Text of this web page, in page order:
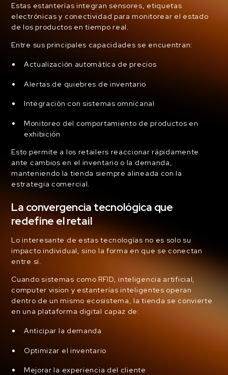
Estas estanterías integran sensores, etiquetas
electrónicas y conectividad para monitorear el estado
de los productos en tiempo real.
Entre sus principales capacidades se encuentran:
Actualización automática de precios
Alertas de quiebres de inventario
Integración con sistemas omnicanal
Monitoreo del comportamiento de productos en
exhibición
Esto permite a los retailers reaccionar rápidamente
ante cambios en el inventario o la demanda,
manteniendo la tienda siempre alineada con la
estrategia comercial.
La convergencia tecnológica que
redefine el retail
Lo interesante de estas tecnologías no es solo su
impacto individual, sino la forma en que se conectan
entre sí.
Cuando sistemas como RFID, inteligencia artificial,
computer vision y estanterías inteligentes operan
dentro de un mismo ecosistema, la tienda se convierte
en una plataforma digital capaz de:
Anticipar la demanda
Optimizar el inventario
Mejorar la experiencia del cliente